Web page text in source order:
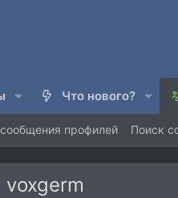
Что нового?
профилей Поиск
voxgerm